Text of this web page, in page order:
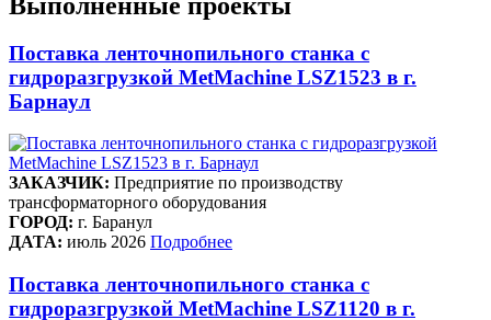
Поставка ленточнопильного станка c
гидроразгрузкой MetMachine LSZ1523 в г.
Барнаул
ЗАКАЗЧИК: Предприятие по производству
трансформаторного оборудования
ГОРОД: г. Баранул
ДАТА: июль 2026 Подробнее
Поставка ленточнопильного станка c
гидроразгрузкой MetMachine LSZ1120 в г.